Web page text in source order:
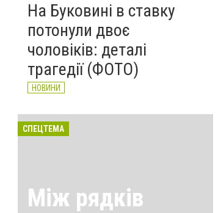
На Буковині в ставку
потонули двоє
чоловіків: деталі
трагедії (ФОТО)
НОВИНИ
СПЕЦТЕМА
Між рядків